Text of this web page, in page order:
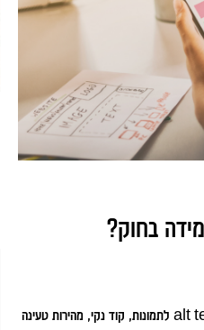
בחוק?
מנוע החיפוש גוגל מעדיף אתרים מונגשים, ולא במקרה. רוב מה שגוגל בודק – מבנה כותרות, alt text לתמונות, קוד נקי, מהירות טעינה